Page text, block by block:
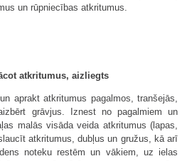
un rūpniecības atkritumus.
atkritumus, aizliegts
aprakt atkritumus pagalmos, tranšejās,
grāvjus. Iznest no pagalmiem un
malās visāda veida atkritumus (lapas,
atkritumus, dubļus un gružus, kā arī
noteku restēm un vākiem, uz ielas